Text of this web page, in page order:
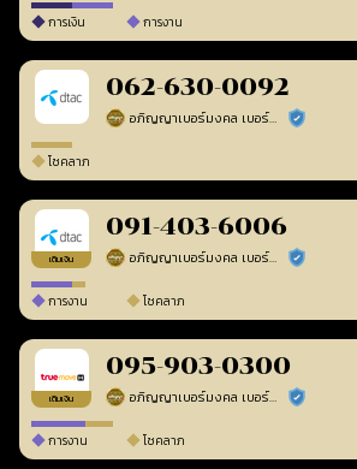
การเงิน การงาน
062-630-0092
อภิญญาเบอร์มงคล เบอร์สวยเลขศาสตร์ ร้านยืนยันแล้ว
โชคลาภ
เติมเงิน
091-403-6006
อภิญญาเบอร์มงคล เบอร์สวยเลขศาสตร์ ร้านยืนยันแล้ว
การงาน โชคลาภ
เติมเงิน
095-903-0300
อภิญญาเบอร์มงคล เบอร์สวยเลขศาสตร์ ร้านยืนยันแล้ว
การงาน โชคลาภ